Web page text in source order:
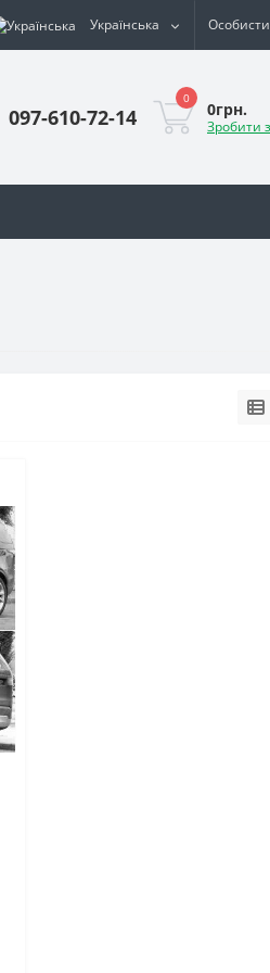
Українська
097-610-72-14
0
0грн.
Зробити